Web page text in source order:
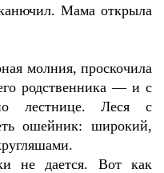
Мама открыла
молния, проскочила
родственника — и с
лестнице. Леся с
ошейник: широкий,
не дается. Вот как